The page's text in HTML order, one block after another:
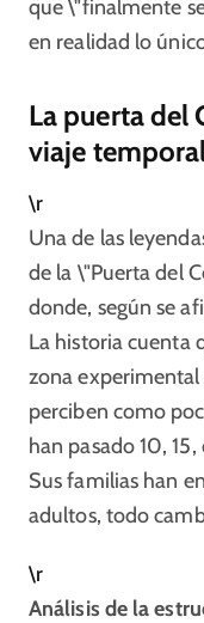
que \"finalmente
en realidad lo
La puerta del
viaje
\r
Una de las
de la \"Puerta del
donde, según se
La historia cuenta
zona
perciben como
han pasado 10,
Sus familias han
adultos, todo
\r
Análisis de la